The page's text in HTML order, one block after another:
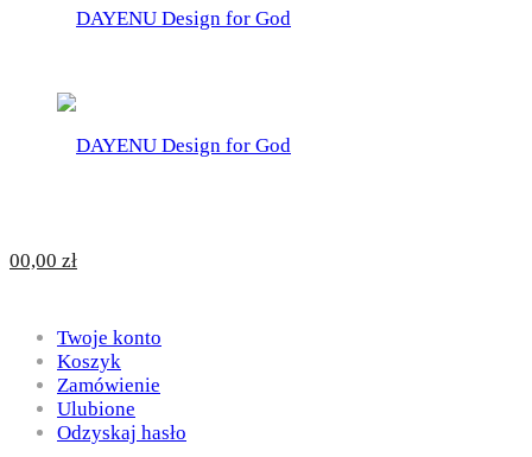
for
God
DAYENU
Design
00,00 zł
Twoje konto
Koszyk
Zamówienie
Ulubione
Odzyskaj hasło